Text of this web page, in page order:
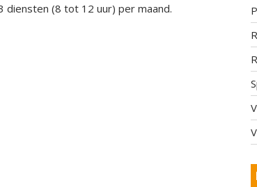
diensten (8 tot 12 uur) per maand.